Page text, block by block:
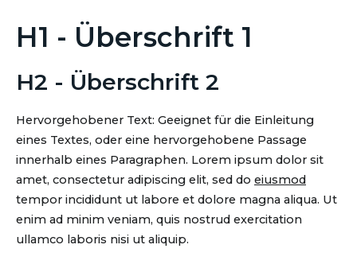
H1 - Überschrift 1
H2 - Überschrift 2
Hervorgehobener Text: Geeignet für die Einleitung
eines Textes, oder eine hervorgehobene Passage
innerhalb eines Paragraphen. Lorem ipsum dolor sit
amet, consectetur adipiscing elit, sed do eiusmod
tempor incididunt ut labore et dolore magna aliqua. Ut
enim ad minim veniam, quis nostrud exercitation
ullamco laboris nisi ut aliquip.